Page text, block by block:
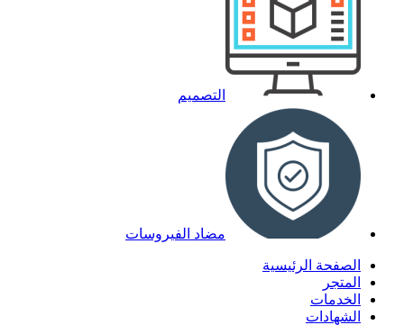
التصميم
مضاد الفيروسات
الصفحة الرئيسية
المتجر
الخدمات
الشهادات